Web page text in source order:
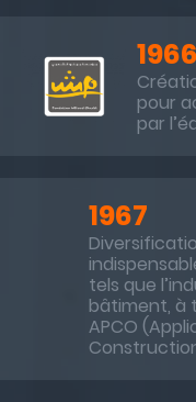
1966
pour
par
1967
tels que
bâtiment, à
APCO